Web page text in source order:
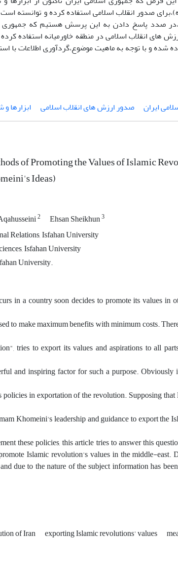
صدور انقلاب اسلامی استفاده کرده و توانسته
صدد پاسخ دادن به این پرسش هستیم که جمهوری
های انقلاب اسلامی در منطقه خاورمیانه استفاده
شده و با توجه به ماهیت موضوع،گردآوری اطلاعات با
ایران صدور ارزش های انقلاب اسلامی ابزارها
of Promoting the Values of Islamic
Ideas)
2 Ehsan Sheikhun3
Relations, Isfahan University
Isfahan University
University.
in a country soon decides to promote its values in
to make maximum benefits with minimum costs.
tries to export its values and aspirations to all
and inspiring factor for such a purpose. Obviously
policies in exportation of the revolution. Supposing
Khomeini's leadership and guidance to export the
these policies, this article tries to answer this
Islamic revolution's values in the middle-east.
due to the nature of the subject information has
of Iran exporting Islamic revolutions' values